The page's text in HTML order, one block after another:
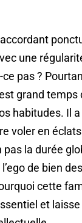
une
pas ?
grand temps
habitudes. Il a
voler en
la durée
l’ego de bien des
cette
et